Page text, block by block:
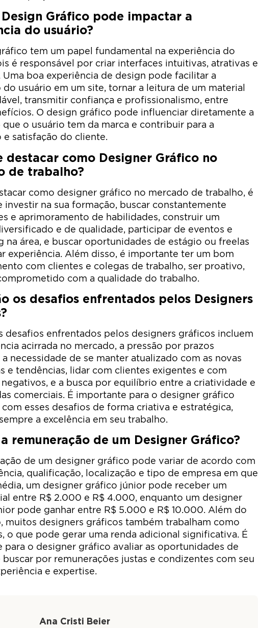
Gráfico pode impactar a
do usuário?
tem um papel fundamental na experiência do
é responsável por criar interfaces intuitivas, atrativas e
Uma boa experiência de design pode facilitar a
do usuário em um site, tornar a leitura de um material
transmitir confiança e profissionalismo, entre
O design gráfico pode influenciar diretamente a
que o usuário tem da marca e contribuir para a
e satisfação do cliente.
destacar como Designer Gráfico no
de trabalho?
como designer gráfico no mercado de trabalho, é
investir na sua formação, buscar constantemente
e aprimoramento de habilidades, construir um
e de qualidade, participar de eventos e
na área, e buscar oportunidades de estágio ou freelas
experiência. Além disso, é importante ter um bom
com clientes e colegas de trabalho, ser proativo,
com a qualidade do trabalho.
os desafios enfrentados pelos Designers
desafios enfrentados pelos designers gráficos incluem
acirrada no mercado, a pressão por prazos
necessidade de se manter atualizado com as novas
e tendências, lidar com clientes exigentes e com
e a busca por equilíbrio entre a criatividade e
comerciais. É importante para o designer gráfico
esses desafios de forma criativa e estratégica,
a excelência em seu trabalho.
remuneração de um Designer Gráfico?
de um designer gráfico pode variar de acordo com
qualificação, localização e tipo de empresa em que
um designer gráfico júnior pode receber um
entre R$ 2.000 e R$ 4.000, enquanto um designer
pode ganhar entre R$ 5.000 e R$ 10.000. Além do
muitos designers gráficos também trabalham como
o que pode gerar uma renda adicional significativa. É
para o designer gráfico avaliar as oportunidades de
buscar por remunerações justas e condizentes com seu
e expertise.
Ana Cristi Beier